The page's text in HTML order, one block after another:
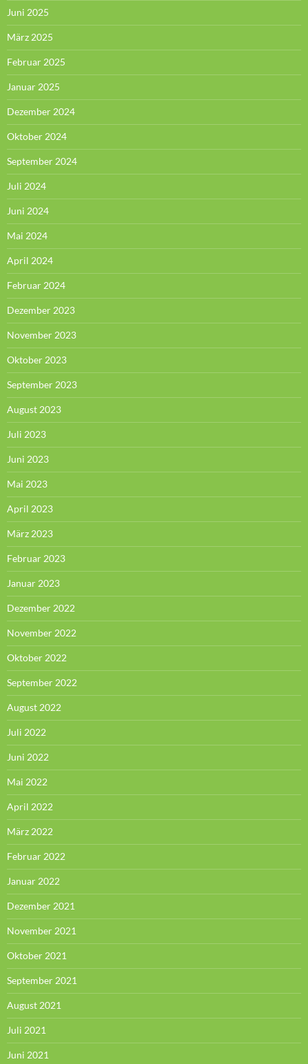
Juni 2025
März 2025
Februar 2025
Januar 2025
Dezember 2024
Oktober 2024
September 2024
Juli 2024
Juni 2024
Mai 2024
April 2024
Februar 2024
Dezember 2023
November 2023
Oktober 2023
September 2023
August 2023
Juli 2023
Juni 2023
Mai 2023
April 2023
März 2023
Februar 2023
Januar 2023
Dezember 2022
November 2022
Oktober 2022
September 2022
August 2022
Juli 2022
Juni 2022
Mai 2022
April 2022
März 2022
Februar 2022
Januar 2022
Dezember 2021
November 2021
Oktober 2021
September 2021
August 2021
Juli 2021
Juni 2021